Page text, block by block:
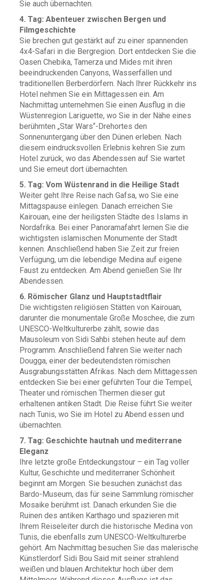
Sie auch übernachten.
4. Tag: Abenteuer zwischen Bergen und
Filmgeschichte
Sie brechen gut gestärkt auf zu einer spannenden
4x4-Safari in die Bergregion. Dort entdecken Sie die
Oasen Chebika, Tamerza und Mides mit ihren
beeindruckenden Canyons, Wasserfällen und
traditionellen Berberdörfern. Nach Ihrer Rückkehr ins
Hotel nehmen Sie ein Mittagessen ein. Am
Nachmittag unternehmen Sie einen Ausflug in die
Wüstenregion Lariguette, wo Sie in der Nähe eines
berühmten „Star Wars“-Drehortes den
Sonnenuntergang über den Dünen erleben. Nach
diesem eindrucksvollen Erlebnis kehren Sie zum
Hotel zurück, wo das Abendessen auf Sie wartet
und Sie erneut dort übernachten.
5. Tag: Vom Wüstenrand in die Heilige Stadt
Weiter geht Ihre Reise nach Gafsa, wo Sie eine
Mittagspause einlegen. Danach erreichen Sie
Kairouan, eine der heiligsten Städte des Islams in
Nordafrika. Bei einer Panoramafahrt lernen Sie die
wichtigsten islamischen Monumente der Stadt
kennen. Anschließend haben Sie Zeit zur freien
Verfügung, um die lebendige Medina auf eigene
Faust zu entdecken. Am Abend genießen Sie Ihr
Abendessen.
6. Römischer Glanz und Hauptstadtflair
Die wichtigsten religiösen Stätten von Kairouan,
darunter die monumentale Große Moschee, die zum
UNESCO-Weltkulturerbe zählt, sowie das
Mausoleum von Sidi Sahbi stehen heute auf dem
Programm. Anschließend fahren Sie weiter nach
Dougga, einer der bedeutendsten römischen
Ausgrabungsstätten Afrikas. Nach dem Mittagessen
entdecken Sie bei einer geführten Tour die Tempel,
Theater und römischen Thermen dieser gut
erhaltenen antiken Stadt. Die Reise führt Sie weiter
nach Tunis, wo Sie im Hotel zu Abend essen und
übernachten.
7. Tag: Geschichte hautnah und mediterrane
Eleganz
Ihre letzte große Entdeckungstour – ein Tag voller
Kultur, Geschichte und mediterraner Schönheit
beginnt am Morgen. Sie besuchen zunächst das
Bardo-Museum, das für seine Sammlung römischer
Mosaike berühmt ist. Danach erkunden Sie die
Ruinen des antiken Karthago und spazieren mit
Ihrem Reiseleiter durch die historische Medina von
Tunis, die ebenfalls zum UNESCO-Weltkulturerbe
gehört. Am Nachmittag besuchen Sie das malerische
Künstlerdorf Sidi Bou Said mit seiner strahlend
weißen und blauen Architektur hoch über dem